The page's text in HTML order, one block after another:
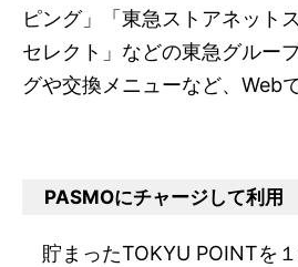
ピング」「東急ストアネット
セレクト」などの東急グルー
グや交換メニューなど、Web
PASMOにチャージして利用
貯まったTOKYU POINTを